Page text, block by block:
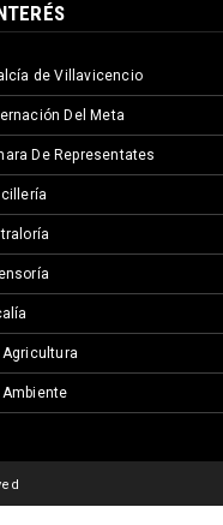
de Villavicencio
Del Meta
De Representates
Agricultura
Ambiente